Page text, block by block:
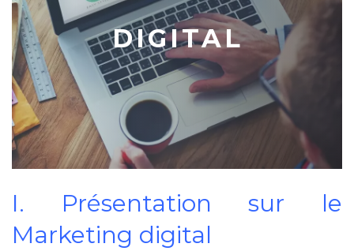
DIGITAL
I. Présentation sur le
Marketing digital